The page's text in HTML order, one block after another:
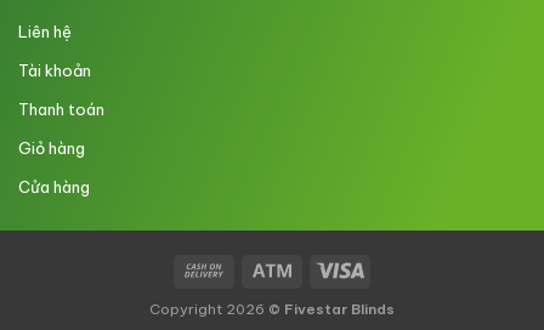
Liên hệ
Tài khoản
Thanh toán
Giỏ hàng
Cửa hàng
Copyright 2026 © Fivestar Blinds